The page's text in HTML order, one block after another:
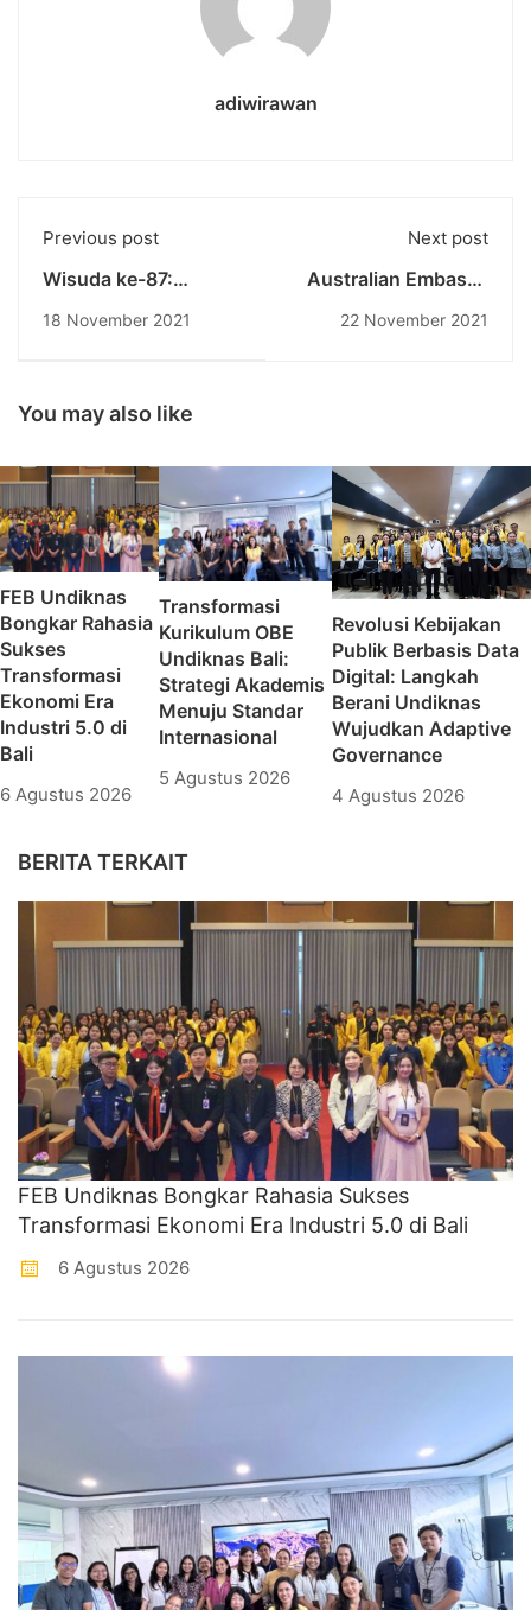
adiwirawan
Previous post
Wisuda ke-87:
Sistem Perkuliahan
Classroom
18 November 2021
Next post
Australian Embassy
University
22 November 2021
You may also like
FEB Undiknas
Bongkar Rahasia
Sukses
Transformasi
Ekonomi Era
Industri 5.0 di
Bali
6 Agustus 2026
Transformasi
Kurikulum OBE
Undiknas Bali:
Strategi Akademis
Menuju Standar
Internasional
5 Agustus 2026
Revolusi Kebijakan
Publik Berbasis Data
Digital: Langkah
Berani Undiknas
Wujudkan Adaptive
Governance
4 Agustus 2026
BERITA TERKAIT
FEB Undiknas Bongkar Rahasia Sukses
Transformasi Ekonomi Era Industri 5.0 di Bali
6 Agustus 2026